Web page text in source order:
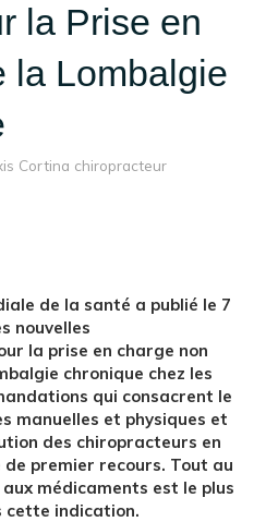
la Prise en
la Lombalgie
Cortina chiropracteur
de la santé a publié le 7
nouvelles
la prise en charge non
chronique chez les
qui consacrent le
manuelles et physiques et
des chiropracteurs en
premier recours. Tout au
médicaments est le plus
cette indication.